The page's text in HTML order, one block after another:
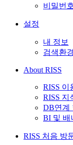
비밀번
설정
내 정보
검색환
About RISS
RISS 이
RISS 지
DB연계
BI 및 배
RISS 처음 방